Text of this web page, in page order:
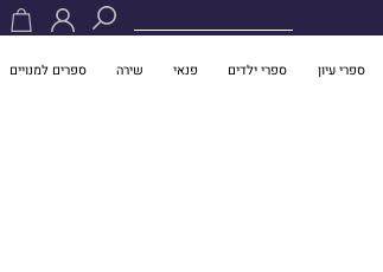
ספרי עיון ספרי ילדים פנאי שירה ספרים למנויים